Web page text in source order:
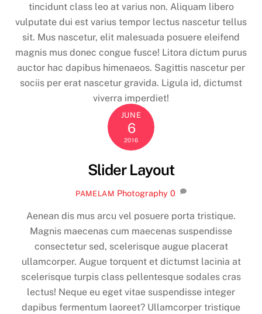
tincidunt class leo at varius non. Aliquam libero
vulputate dui est varius tempor lectus nascetur tellus
sit. Mus nascetur, elit malesuada posuere eleifend
magnis mus donec congue fusce! Litora dictum purus
auctor hac dapibus himenaeos. Sagittis nascetur per
sociis per erat nascetur gravida. Ligula id, dictumst
viverra imperdiet!
JUNE
6
2016
Slider Layout
PAMELAM Photography 0
Aenean dis mus arcu vel posuere porta tristique.
Magnis maecenas cum maecenas suspendisse
consectetur sed, scelerisque augue placerat
ullamcorper. Augue torquent et dictumst lacinia at
scelerisque turpis class pellentesque sodales cras
lectus! Neque eu eget vitae suspendisse integer
dapibus fermentum laoreet? Ullamcorper tristique